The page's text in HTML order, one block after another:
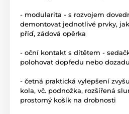
- modularita - s rozvojem
demontovat jednotlivé prvky,
příď, zádová opěrka
- oční kontakt s dítětem -
polohovat dopředu nebo dozadu
- četná praktická vylepšení
kola, vč. podnožka, rozšířená
prostorný košík na drobnosti